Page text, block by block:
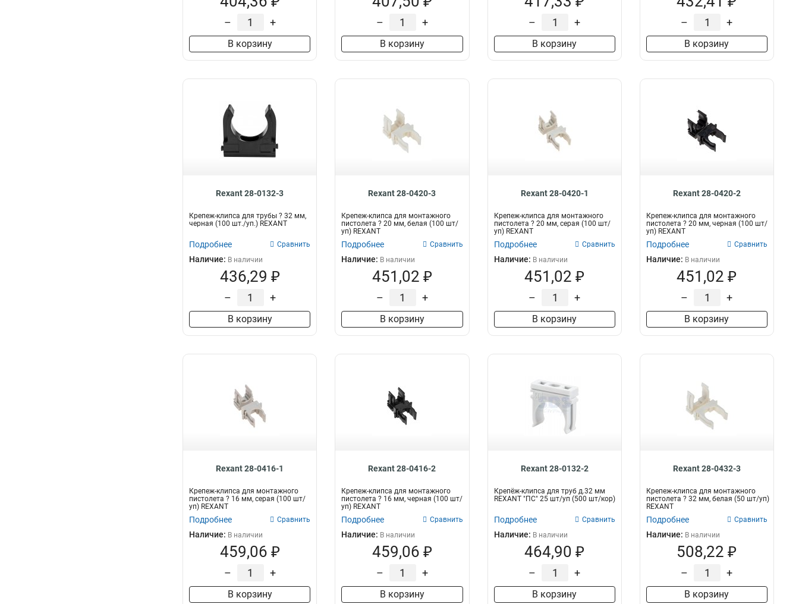
– +
В корзину
– +
В корзину
– +
В корзину
– +
В корзину
Rexant 28-0132-3
Крепеж-клипса для трубы ? 32 мм,
черная (100 шт./уп.) REXANT
Подробнее Сравнить
Наличие: В наличии
436,29 ₽
– +
В корзину
Rexant 28-0420-3
Крепеж-клипса для монтажного
пистолета ? 20 мм, белая (100 шт/
уп) REXANT
Подробнее Сравнить
Наличие: В наличии
451,02 ₽
– +
В корзину
Rexant 28-0420-1
Крепеж-клипса для монтажного
пистолета ? 20 мм, серая (100 шт/
уп) REXANT
Подробнее Сравнить
Наличие: В наличии
451,02 ₽
– +
В корзину
Rexant 28-0420-2
Крепеж-клипса для монтажного
пистолета ? 20 мм, черная (100 шт/
уп) REXANT
Подробнее Сравнить
Наличие: В наличии
451,02 ₽
– +
В корзину
Rexant 28-0416-1
Крепеж-клипса для монтажного
пистолета ? 16 мм, серая (100 шт/
уп) REXANT
Подробнее Сравнить
Наличие: В наличии
459,06 ₽
– +
В корзину
Rexant 28-0416-2
Крепеж-клипса для монтажного
пистолета ? 16 мм, черная (100 шт/
уп) REXANT
Подробнее Сравнить
Наличие: В наличии
459,06 ₽
– +
В корзину
Rexant 28-0132-2
Крепёж-клипса для труб д.32 мм
REXANT "ПС" 25 шт/уп (500 шт/кор)
Подробнее Сравнить
Наличие: В наличии
464,90 ₽
– +
В корзину
Rexant 28-0432-3
Крепеж-клипса для монтажного
пистолета ? 32 мм, белая (50 шт/уп)
REXANT
Подробнее Сравнить
Наличие: В наличии
508,22 ₽
– +
В корзину